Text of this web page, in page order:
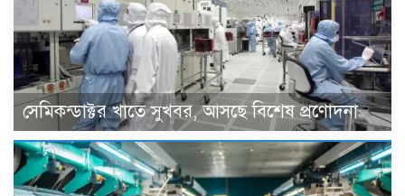
সেমিকন্ডাক্টর খাতে সুখবর, আসছে বিশেষ প্রণোদনা